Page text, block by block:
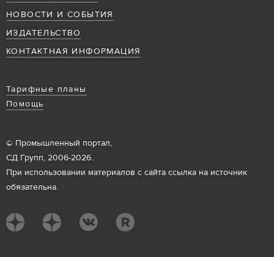
НОВОСТИ И СОБЫТИЯ
ИЗДАТЕЛЬСТВО
КОНТАКТНАЯ ИНФОРМАЦИЯ
Тарифные планы
Помощь
© Промышленный портал,
СД Групп, 2006-2026.
При использовании материалов с сайта ссылка на источник
обязательна.